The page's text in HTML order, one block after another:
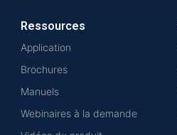
Ressources
Application
Brochures
Manuels
Webinaires à la demande